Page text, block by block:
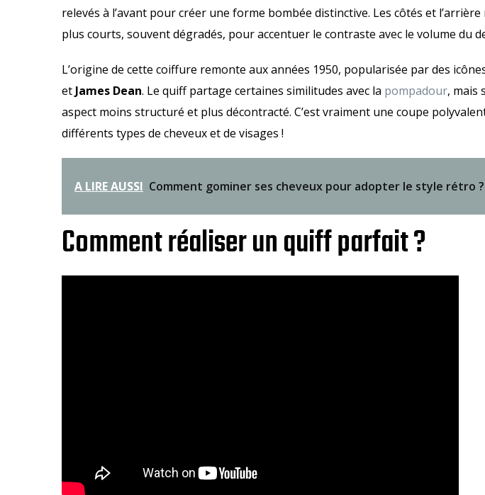
relevés à l’avant pour créer une forme bombée distinctive. Les côtés et
plus courts, souvent dégradés, pour accentuer le contraste avec le volume du
L’origine de cette coiffure remonte aux années 1950, popularisée par des
et James Dean. Le quiff partage certaines similitudes avec la pompadour, mais
aspect moins structuré et plus décontracté. C’est vraiment une coupe
différents types de cheveux et de visages !
A LIRE AUSSI Comment gominer ses cheveux pour adopter le style rétro ?
Comment réaliser un quiff parfait ?